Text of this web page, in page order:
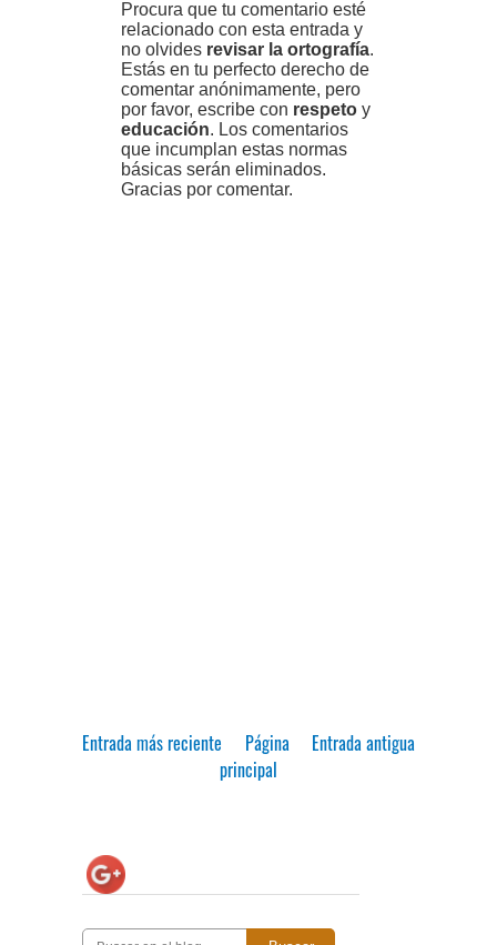
Procura que tu comentario esté
relacionado con esta entrada y
no olvides revisar la ortografía.
Estás en tu perfecto derecho de
comentar anónimamente, pero
por favor, escribe con respeto y
educación. Los comentarios
que incumplan estas normas
básicas serán eliminados.
Gracias por comentar.
Entrada más reciente Entrada antigua
Página
principal